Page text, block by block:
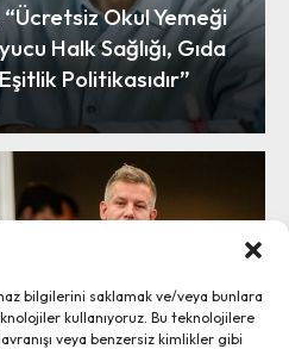
bilgilerini saklamak ve/veya bunlara
kullanıyoruz. Bu teknolojilere
veya benzersiz kimlikler gibi
“Ücretsiz Okul Yemeği
Halk Sağlığı, Gıda
Politikasıdır”